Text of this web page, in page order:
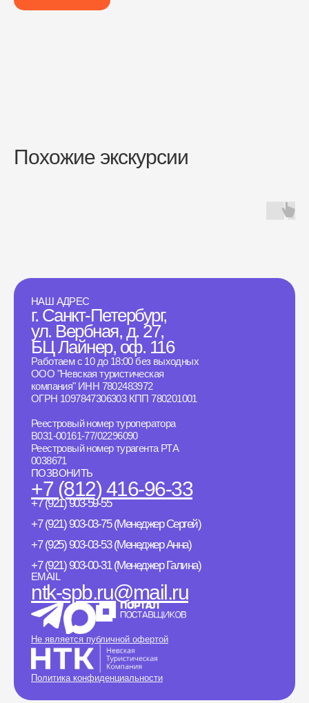
Похожие экскурсии
НАШ АДРЕС
г. Санкт-Петербург,
ул. Вербная, д. 27,
БЦ Лайнер, оф. 116
Работаем с 10 до 18:00 без выходных
ООО "Невская туристическая
компания" ИНН 7802483972
ОГРН 1097847306303 КПП 780201001
Реестровый номер туроператора
B031-00161-77/02296090
Реестровый номер турагента РТА
0038671
ПОЗВОНИТЬ
+7 (812) 416-96-33
+7 (921) 903-59-55
+7 (921) 903-03-75 (Менеджер Сергей)
+7 (925) 903-03-53 (Менеджер Анна)
+7 (921) 903-00-31 (Менеджер Галина)
EMAIL
ntk-spb.ru@mail.ru
Не является публичной офертой
Политика конфиденциальности